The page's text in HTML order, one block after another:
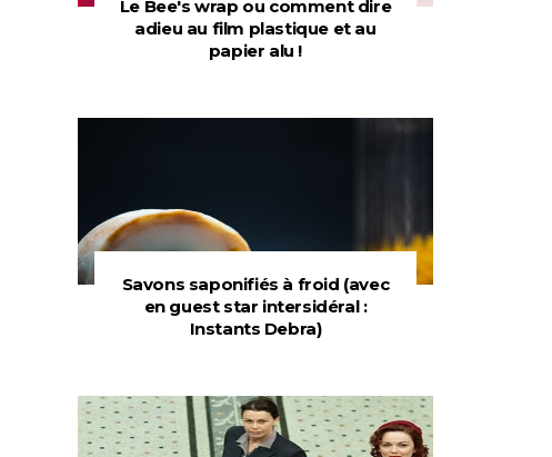
Le Bee's wrap ou comment dire
adieu au film plastique et au
papier alu !
Savons saponifiés à froid (avec
en guest star intersidéral :
Instants Debra)